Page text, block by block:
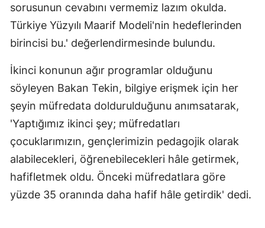
sorusunun cevabını vermemiz lazım okulda.
Türkiye Yüzyılı Maarif Modeli'nin hedeflerinden
birincisi bu.' değerlendirmesinde bulundu.
İkinci konunun ağır programlar olduğunu
söyleyen Bakan Tekin, bilgiye erişmek için her
şeyin müfredata doldurulduğunu anımsatarak,
'Yaptığımız ikinci şey; müfredatları
çocuklarımızın, gençlerimizin pedagojik olarak
alabilecekleri, öğrenebilecekleri hâle getirmek,
hafifletmek oldu. Önceki müfredatlara göre
yüzde 35 oranında daha hafif hâle getirdik' dedi.